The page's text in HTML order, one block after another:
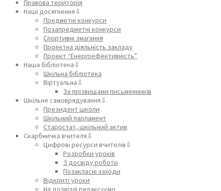
Правова територія
Наші досягнення⇩
Предметні конкурси
Позапредметні конкурси
Спортивні змагання
Проектна діяльність закладу
Проект “Енергоефективність”
Наша бібліотека⇩
Шкільна бібліотека
Віртуальна⇩
За прізвищами письменників
Шкільне самоврядування⇩
Президент школи
Шкільний парламент
Старостат, шкільний актив
Скарбничка вчителя⇩
Цифрові ресурси вчителів⇩
Розробки уроків
З досвіду роботи
Позакласні заходи
Відкриті уроки
На дозвіллі релаксуємо